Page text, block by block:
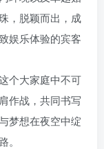
，脱颖而出，成
娱乐体验的宾客
个大家庭中不可
作战，共同书写
梦想在夜空中绽